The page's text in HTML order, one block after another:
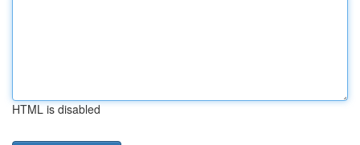
HTML is disabled